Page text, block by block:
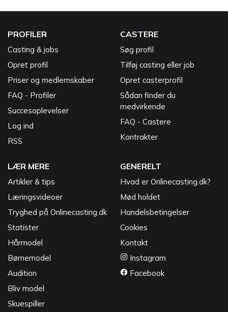
PROFILER
Casting & jobs
Opret profil
Priser og medlemskaber
FAQ - Profiler
Succesoplevelser
Log ind
RSS
CASTERE
Søg profil
Tilføj casting eller job
Opret casterprofil
Sådan finder du
medvirkende
FAQ - Castere
Kontrakter
LÆR MERE
Artikler & tips
Læringsvideoer
Tryghed på Onlinecasting.dk
Statister
Hårmodel
Børnemodel
Audition
Bliv model
Skuespiller
GENERELT
Hvad er Onlinecasting.dk?
Mød holdet
Handelsbetingelser
Cookies
Kontakt
Instagram
Facebook